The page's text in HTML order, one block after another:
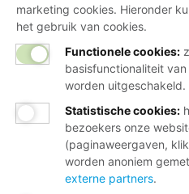
marketing cookies. Hieronder
het gebruik van cookies.
Functionele cookies:
basisfunctionaliteit
worden uitgeschakeld.
Statistische cookies:
bezoekers onze
(paginaweergaven,
worden anoniem
externe partners.